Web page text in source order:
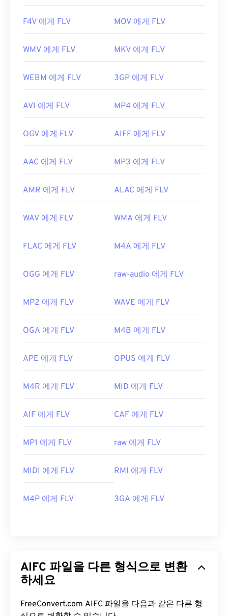
F4V 에게 FLV MOV 에게 FLV
WMV 에게 FLV MKV 에게 FLV
WEBM 에게 FLV 3GP 에게 FLV
AVI 에게 FLV MP4 에게 FLV
OGV 에게 FLV AIFF 에게 FLV
AAC 에게 FLV MP3 에게 FLV
AMR 에게 FLV ALAC 에게 FLV
WAV 에게 FLV WMA 에게 FLV
FLAC 에게 FLV M4A 에게 FLV
OGG 에게 FLV raw-audio 에게 FLV
MP2 에게 FLV WAVE 에게 FLV
OGA 에게 FLV M4B 에게 FLV
APE 에게 FLV OPUS 에게 FLV
M4R 에게 FLV MID 에게 FLV
AIF 에게 FLV CAF 에게 FLV
MP1 에게 FLV raw 에게 FLV
MIDI 에게 FLV RMI 에게 FLV
M4P 에게 FLV 3GA 에게 FLV
AIFC 파일을 다른 형식으로 변환
하세요
FreeConvert.com AIFC 파일을 다음과 같은 다른 형